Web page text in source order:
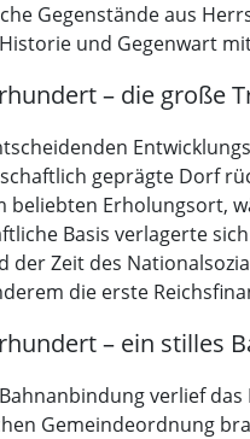
Gegenstände aus
und Gegenwart
– die große
geprägte Dorf
beliebten Erholungsort,
Basis verlagerte
der Zeit des
die erste
– ein stilles
verlief
Gemeindeordnung